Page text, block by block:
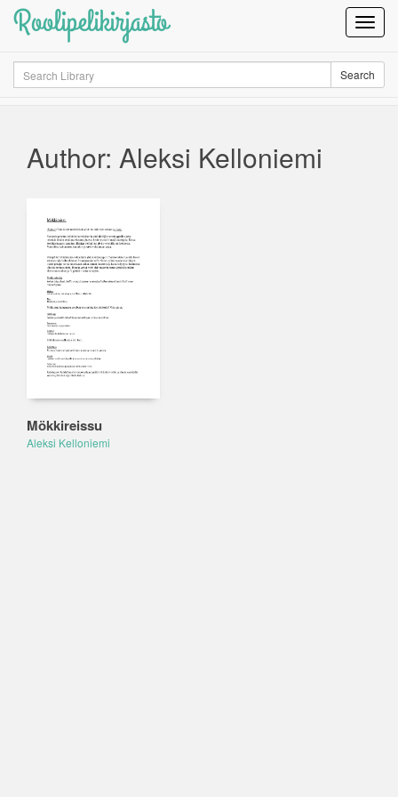
Roolipelikirjasto
Search Search
Author: Aleksi Kelloniemi
Mökkireissu
Aleksi Kelloniemi